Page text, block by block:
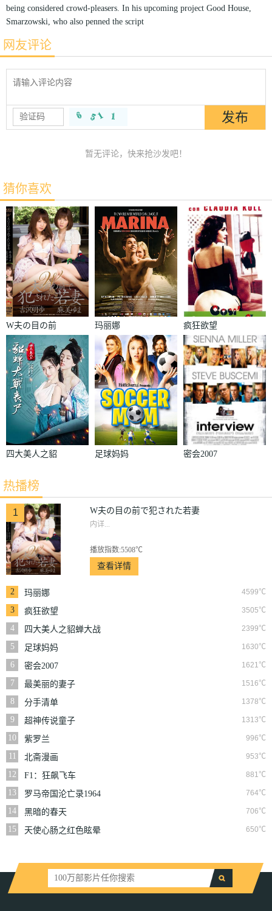
being considered crowd-pleasers. In his upcoming project Good House,
Smarzowski, who also penned the script
网友评论
暂无评论，快来抢沙发吧！
猜你喜欢
W夫の目の前
で犯された若
妻
玛丽娜 疯狂欲望
四大美人之貂
足球妈妈 密会2007
热播榜
1 W夫の目の前で犯された若妻
内详...
播放指数:5508℃
查看详情
2 4599℃
玛丽娜
3
3505℃
疯狂欲望
4
2399℃
四大美人之貂蝉大战
丧尸
5 1630℃
足球妈妈
6
1621℃
密会2007
7
1516℃
最美丽的妻子
8
1378℃
分手清单
9
1313℃
超神传说童子
10
996℃
紫罗兰
11
953℃
北斋漫画
12
881℃
F1：狂飙飞车
13
764℃
罗马帝国沦亡录1964
14
706℃
黑暗的春天
15
650℃
天使心肠之红色眩晕